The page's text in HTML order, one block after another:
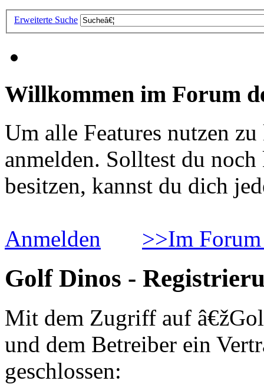
Erweiterte Suche
Willkommen im Forum
Um alle Features nutzen
anmelden. Solltest du
besitzen, kannst du dich
Anmelden >>Im
Golf Dinos -
Mit dem Zugriff auf
und dem Betreiber ein
geschlossen: